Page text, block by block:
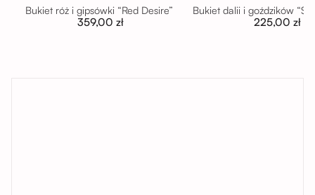
Bukiet róż i gipsówki “Red Desire”
359,00 zł
Bukiet dalii i goździków
225,00 zł